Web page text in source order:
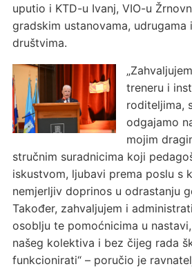
uputio i KTD-u Ivanj, VIO-u
gradskim ustanovama, udrugama
društvima.
treneru i
roditeljima,
odgajamo
mojim
stručnim suradnicima koji
iskustvom, ljubavi prema poslu s
nemjerljiv doprinos u odrastanju
Također, zahvaljujem i
osoblju te pomoćnicima u
našeg kolektiva i bez čijeg rada
funkcionirati“ – poručio je